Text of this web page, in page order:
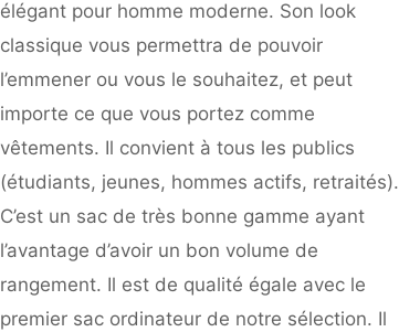
élégant pour homme moderne. Son look
classique vous permettra de pouvoir
l’emmener ou vous le souhaitez, et peut
importe ce que vous portez comme
vêtements. Il convient à tous les publics
(étudiants, jeunes, hommes actifs, retraités).
C’est un sac de très bonne gamme ayant
l’avantage d’avoir un bon volume de
rangement. Il est de qualité égale avec le
premier sac ordinateur de notre sélection. Il